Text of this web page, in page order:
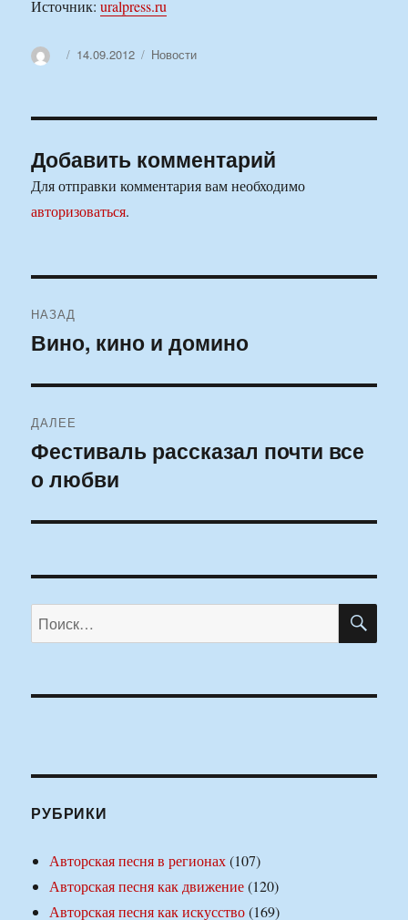
Источник:uralpress.ru
АвторОпубликовано
14.09.2012 Рубрики
Новости
Добавить комментарий
Для отправки комментария вам необходимо
авторизоваться.
по
НАЗАД
Предыдущая
Вино, кино и домино
ДАЛЕЕ
Следующая
запись:
Фестиваль рассказал почти все
о любви
Искать:
РУБРИКИ
Авторская песня в регионах(107)
Авторская песня как движение(120)
Авторская песня как искусство(169)